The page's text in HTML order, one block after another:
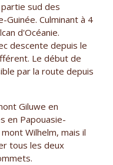
sud des
Guinée. Culminant à 4
d'Océanie.
descente depuis le
Le début de
par la route depuis
Giluwe en
en Papouasie-
Wilhelm, mais il
tous les deux